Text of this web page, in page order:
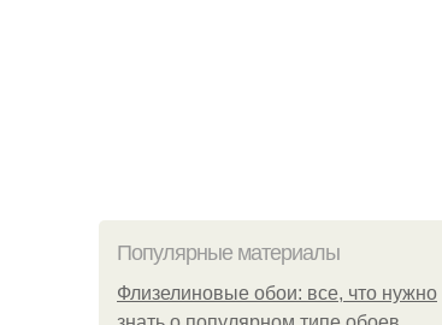
Популярные материалы
Флизелиновые обои: все, что нужно